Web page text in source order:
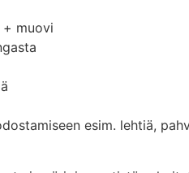
+ muovi
esim. lehtiä,